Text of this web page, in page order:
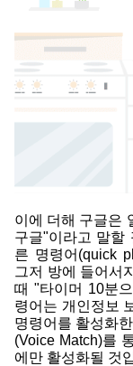
이에 더해 구글은
구글"이라고 말할
른 명령어(quick
그저 방에 들어서
때 "타이머 10분
령어는 개인정보
명령어를 활성화
(Voice Match)를
에만 활성화될 것